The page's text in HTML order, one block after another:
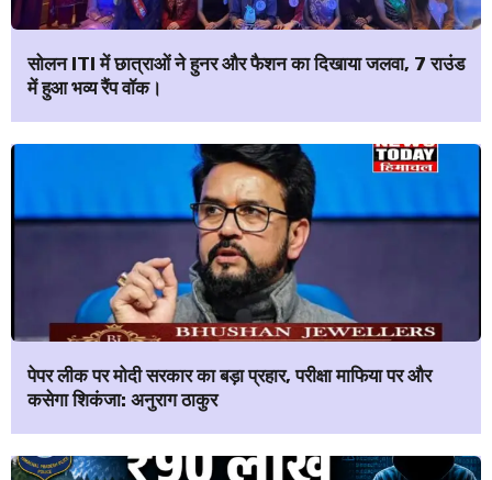
सोलन ITI में छात्राओं ने हुनर और फैशन का दिखाया जलवा, 7 राउंड
में हुआ भव्य रैंप वॉक।
पेपर लीक पर मोदी सरकार का बड़ा प्रहार, परीक्षा माफिया पर और
कसेगा शिकंजा: अनुराग ठाकुर